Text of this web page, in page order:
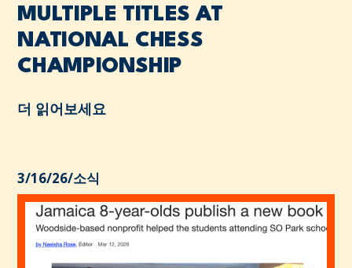
MULTIPLE TITLES AT
NATIONAL CHESS
CHAMPIONSHIP
더 읽어보세요
3/16/26/소식